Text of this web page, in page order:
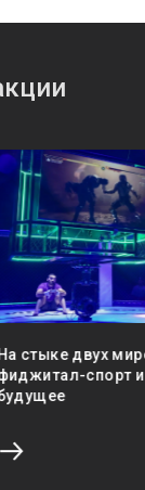
На стыке двух
спорт